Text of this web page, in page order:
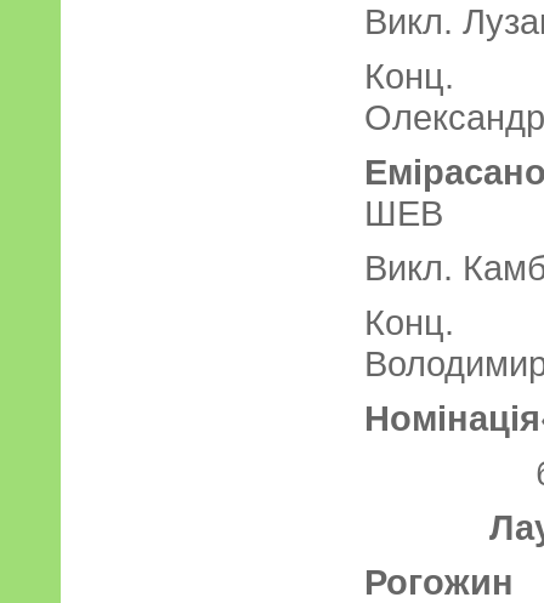
Викл.
Конц.
Викл.
Конц.